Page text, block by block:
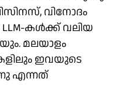
വിനോദം
കൾക്ക് വലിയ
മലയാളം
ഇവയുടെ
എന്നത്